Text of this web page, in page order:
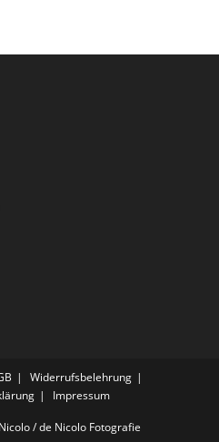
Widerrufsbelehrung
Impressum
/ de Nicolo Fotografie